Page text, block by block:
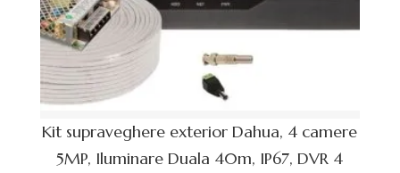
Kit supraveghere exterior Dahua, 4 camere
5MP, Iluminare Duala 40m, IP67, DVR 4